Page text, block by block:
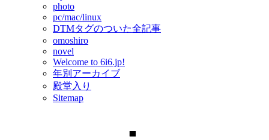
photo
pc/mac/linux
DTMタグのついた全記事
omoshiro
novel
Welcome to 6i6.jp!
年別アーカイブ
殿堂入り
Sitemap